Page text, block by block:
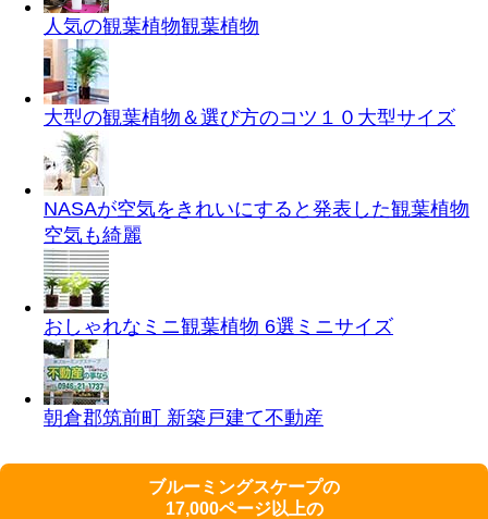
人気の観葉植物観葉植物
大型の観葉植物＆選び方のコツ１０ 大型サイズ
NASAが空気をきれいにすると発表した観葉植物
空気も綺麗
おしゃれなミニ観葉植物 6選 ミニサイズ
朝倉郡筑前町 新築戸建て不動産
ブルーミングスケープの
17,000ページ以上の